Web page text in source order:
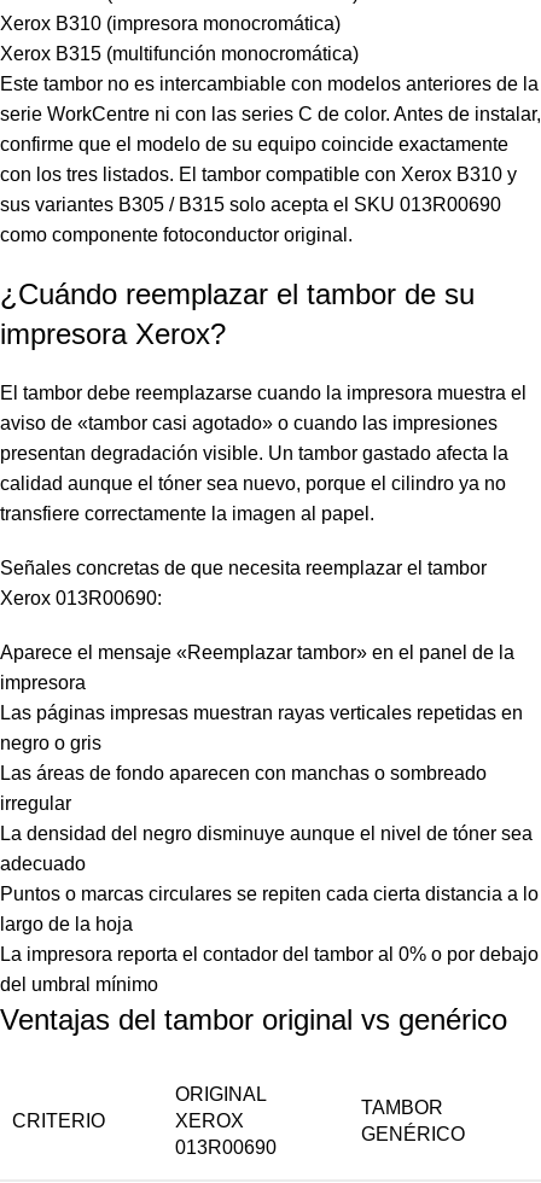
Xerox B310 (impresora monocromática)
Xerox B315 (multifunción monocromática)
Este tambor no es intercambiable con modelos anteriores de la
serie WorkCentre ni con las series C de color. Antes de instalar,
confirme que el modelo de su equipo coincide exactamente
con los tres listados. El tambor compatible con Xerox B310 y
sus variantes B305 / B315 solo acepta el SKU 013R00690
como componente fotoconductor original.
¿Cuándo reemplazar el tambor de su
impresora Xerox?
El tambor debe reemplazarse cuando la impresora muestra el
aviso de «tambor casi agotado» o cuando las impresiones
presentan degradación visible. Un tambor gastado afecta la
calidad aunque el tóner sea nuevo, porque el cilindro ya no
transfiere correctamente la imagen al papel.
Señales concretas de que necesita reemplazar el tambor
Xerox 013R00690:
Aparece el mensaje «Reemplazar tambor» en el panel de la
impresora
Las páginas impresas muestran rayas verticales repetidas en
negro o gris
Las áreas de fondo aparecen con manchas o sombreado
irregular
La densidad del negro disminuye aunque el nivel de tóner sea
adecuado
Puntos o marcas circulares se repiten cada cierta distancia a lo
largo de la hoja
La impresora reporta el contador del tambor al 0% o por debajo
del umbral mínimo
Ventajas del tambor original vs genérico
CRITERIO
ORIGINAL
XEROX
013R00690
TAMBOR
GENÉRICO